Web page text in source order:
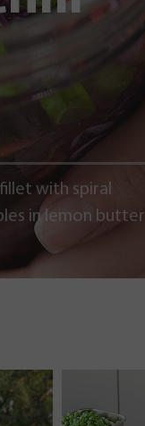
with spiral
in lemon butter